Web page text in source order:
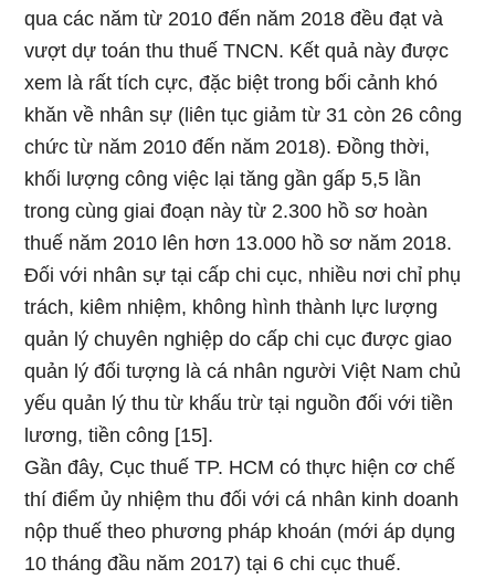
qua các năm từ 2010 đến năm 2018 đều đạt và
vượt dự toán thu thuế TNCN. Kết quả này được
xem là rất tích cực, đặc biệt trong bối cảnh khó
khăn về nhân sự (liên tục giảm từ 31 còn 26 công
chức từ năm 2010 đến năm 2018). Đồng thời,
khối lượng công việc lại tăng gần gấp 5,5 lần
trong cùng giai đoạn này từ 2.300 hồ sơ hoàn
thuế năm 2010 lên hơn 13.000 hồ sơ năm 2018.
Đối với nhân sự tại cấp chi cục, nhiều nơi chỉ phụ
trách, kiêm nhiệm, không hình thành lực lượng
quản lý chuyên nghiệp do cấp chi cục được giao
quản lý đối tượng là cá nhân người Việt Nam chủ
yếu quản lý thu từ khấu trừ tại nguồn đối với tiền
lương, tiền công [15].
Gần đây, Cục thuế TP. HCM có thực hiện cơ chế
thí điểm ủy nhiệm thu đối với cá nhân kinh doanh
nộp thuế theo phương pháp khoán (mới áp dụng
10 tháng đầu năm 2017) tại 6 chi cục thuế.